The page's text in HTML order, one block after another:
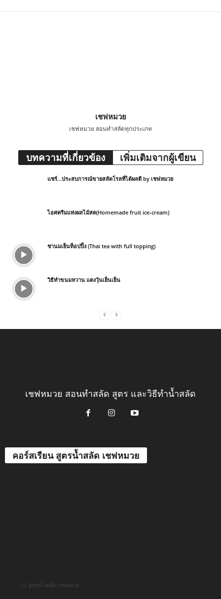
เชฟหมวย
เชฟหมวย สอนทำสลัดทุกประเภท
บทความที่เกี่ยวข้อง เพิ่มเติมจากผู้เขียน
แชร์…ประสบการณ์ขายสลัดโรลที่ได้ผลดี by เชฟหมวย
ไอศครีมแท่งผลไม้สด(Homemade fruit ice-cream)
ชานมเย็นท็อปปิ้ง (Thai tea with full topping)
วิธีทำขนมหวาน แตงวุ้นเย็นเย็น
เชฟหมวย สอนทำสลัด สูตร และวิธีทำน้ำสลัด
คอร์สเรียน สูตรน้ำสลัด เชฟหมวย
11 สูตรน้ำสลัด เชฟหมวย